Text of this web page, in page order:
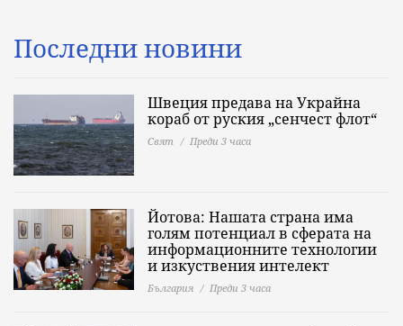
Последни новини
Швеция предава на Украйна
кораб от руския „сенчест флот“
Свят Преди 3 часа
Йотова: Нашата страна има
голям потенциал в сферата на
информационните технологии
и изкуствения интелект
България Преди 3 часа